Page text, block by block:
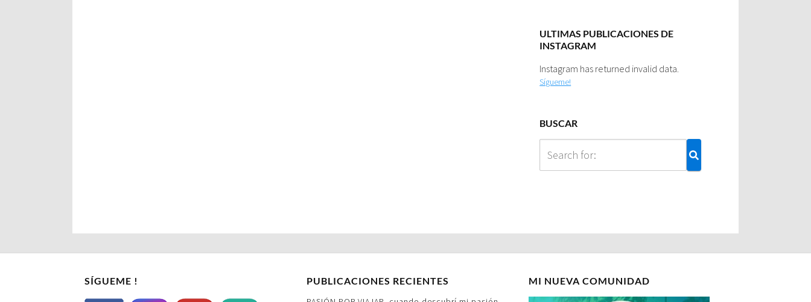
ULTIMAS PUBLICACIONES DE
INSTAGRAM
Instagram has returned invalid data.
Sígueme!
BUSCAR
SÍGUEME ! PUBLICACIONES RECIENTES MI NUEVA COMUNIDAD